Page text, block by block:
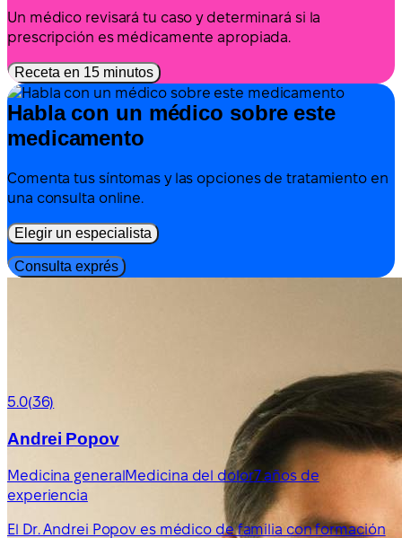
Un médico revisará tu caso y determinará si la
prescripción es médicamente apropiada.
Receta en 15 minutos
Habla con un médico sobre este
medicamento
Comenta tus síntomas y las opciones de tratamiento en
una consulta online.
Elegir un especialista
Consulta exprés
5.0(36)
Andrei Popov
Medicina generalMedicina del dolor7 años de
experiencia
El Dr. Andrei Popov es médico de familia con formación